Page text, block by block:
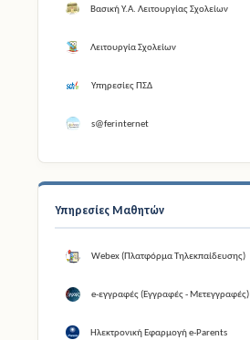
Βασική Υ.Α. Λειτουργίας Σχολείων
Λειτουργία Σχολείων
Υπηρεσίες ΠΣΔ
s@ferinternet
Υπηρεσίες Μαθητών
Webex (Πλατφόρμα Τηλεκπαίδευσης)
e-εγγραφές (Εγγραφές - Μετεγγραφές)
Ηλεκτρονική Εφαρμογή e-Parents